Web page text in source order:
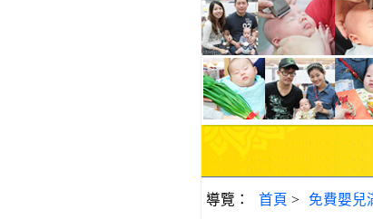
導覽： 首頁 > 免費嬰兒